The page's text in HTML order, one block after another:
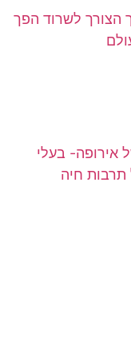
הצורך לשרוד הפך
אירופה- בעלי
חיה